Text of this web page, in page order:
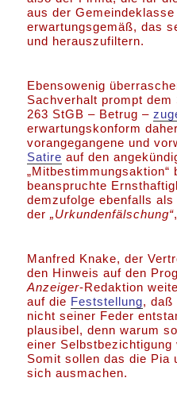
aus der
erwartungsgemäß, das
und herauszufiltern.
Ebensowenig
Sachverhalt prompt
263 StGB – Betrug –
erwartungskonform
vorangegangene und
Satire auf den
beanspruchte
demzufolge ebenfalls
der„Urkundenfälschung“,
Manfred Knake, der
den Hinweis auf den
Anzeiger-Redaktion
auf die Feststellung, daß
nicht seiner Feder
plausibel, denn warum
einer Selbstbezichtigung
Somit sollen das die Pia
sich ausmachen.